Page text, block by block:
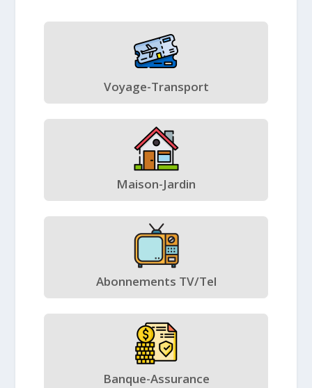
Voyage-Transport
Maison-Jardin
Abonnements TV/Tel
Banque-Assurance